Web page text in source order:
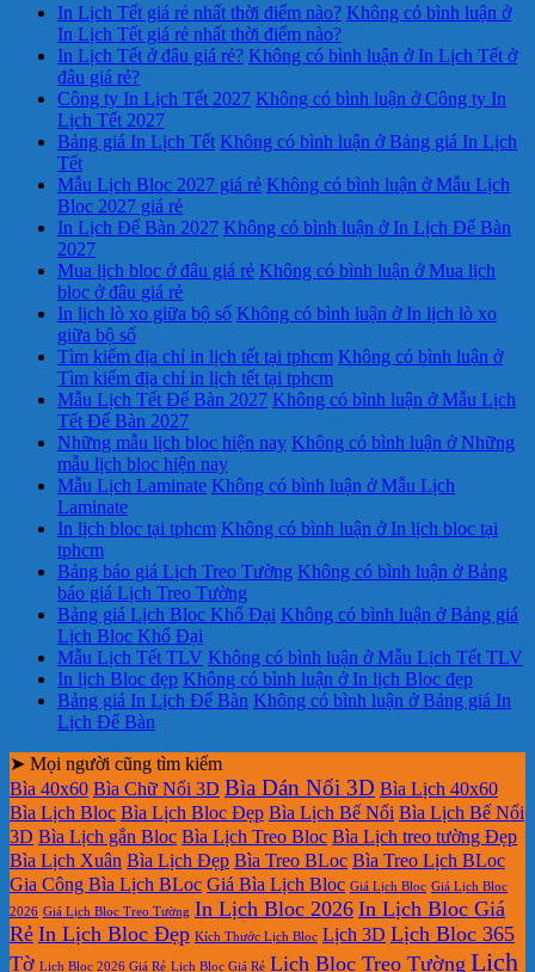
In Lịch Tết giá rẻ nhất thời điểm nào? Không có bình luận ở
In Lịch Tết giá rẻ nhất thời điểm nào?
In Lịch Tết ở đâu giá rẻ? Không có bình luận ở In Lịch Tết ở
đâu giá rẻ?
Công ty In Lịch Tết 2027 Không có bình luận ở Công ty In
Lịch Tết 2027
Bảng giá In Lịch Tết Không có bình luận ở Bảng giá In Lịch
Tết
Mẫu Lịch Bloc 2027 giá rẻ Không có bình luận ở Mẫu Lịch
Bloc 2027 giá rẻ
In Lịch Để Bàn 2027 Không có bình luận ở In Lịch Để Bàn
2027
Mua lịch bloc ở đâu giá rẻ Không có bình luận ở Mua lịch
bloc ở đâu giá rẻ
In lịch lò xo giữa bộ số Không có bình luận ở In lịch lò xo
giữa bộ số
Tìm kiếm địa chỉ in lịch tết tại tphcm Không có bình luận ở
Tìm kiếm địa chỉ in lịch tết tại tphcm
Mẫu Lịch Tết Để Bàn 2027 Không có bình luận ở Mẫu Lịch
Tết Để Bàn 2027
Những mẫu lịch bloc hiện nay Không có bình luận ở Những
mẫu lịch bloc hiện nay
Mẫu Lịch Laminate Không có bình luận ở Mẫu Lịch
Laminate
In lịch bloc tại tphcm Không có bình luận ở In lịch bloc tại
tphcm
Bảng báo giá Lịch Treo Tường Không có bình luận ở Bảng
báo giá Lịch Treo Tường
Bảng giá Lịch Bloc Khổ Đại Không có bình luận ở Bảng giá
Lịch Bloc Khổ Đại
Mẫu Lịch Tết TLV Không có bình luận ở Mẫu Lịch Tết TLV
In lịch Bloc đẹp Không có bình luận ở In lịch Bloc đẹp
Bảng giá In Lịch Để Bàn Không có bình luận ở Bảng giá In
Lịch Để Bàn
➤ Mọi người cũng tìm kiếm
Bìa 40x60 Bìa Chữ Nổi 3D Bìa Dán Nổi 3D Bìa Lịch 40x60
Bìa Lịch Bloc Bìa Lịch Bloc Đẹp Bìa Lịch Bế Nổi Bìa Lịch Bế Nổi
3D Bìa Lịch gắn Bloc Bìa Lịch Treo Bloc Bìa Lịch treo tường Đẹp
Bìa Lịch Xuân Bìa Lịch Đẹp Bìa Treo BLoc Bìa Treo Lịch BLoc
Gia Công Bìa Lịch BLoc Giá Bìa Lịch Bloc Giá Lịch Bloc Giá Lịch Bloc
2026 Giá Lịch Bloc Treo Tường In Lịch Bloc 2026 In Lịch Bloc Giá
Rẻ In Lịch Bloc Đẹp Kích Thước Lịch Bloc Lịch 3D Lịch Bloc 365
Tờ Lịch Bloc 2026 Giá Rẻ Lịch Bloc Giá Rẻ Lịch Bloc Treo Tường Lịch